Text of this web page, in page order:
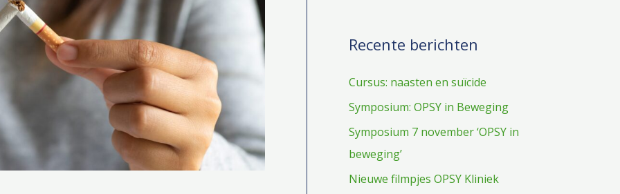
Recente berichten
Cursus: naasten en suïcide
Symposium: OPSY in Beweging
Symposium 7 november ‘OPSY in
beweging’
Nieuwe filmpjes OPSY Kliniek